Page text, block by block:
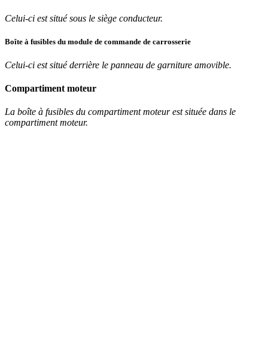
Celui-ci est situé sous le siège conducteur.
Boîte à fusibles du module de commande de carrosserie
Celui-ci est situé derrière le panneau de garniture amovible.
Compartiment moteur
La boîte à fusibles du compartiment moteur est située dans le
compartiment moteur.